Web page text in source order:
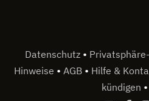
Datenschutz •
Hinweise • AGB • Hilfe &
kündigen •